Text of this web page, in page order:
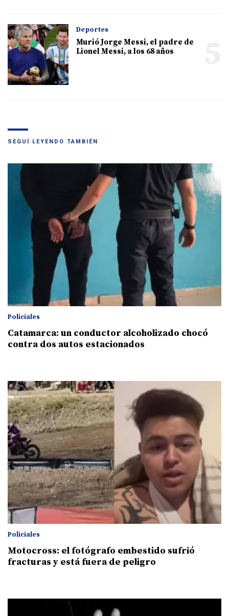
Deportes
Murió Jorge Messi, el padre de
Lionel Messi, a los 68 años
SEGUÍ LEYENDO TAMBIÉN
Policiales
Catamarca: un conductor alcoholizado chocó
contra dos autos estacionados
Policiales
Motocross: el fotógrafo embestido sufrió
fracturas y está fuera de peligro